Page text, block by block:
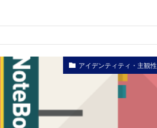
アイデンティティ・主観性